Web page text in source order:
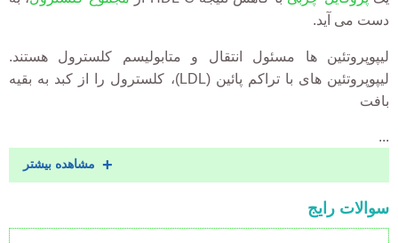
دست می آید.
لیپوپروتئین ها مسئول انتقال و متابولیسم کلسترول هستند.
لیپوپروتئین های با تراکم پائین (LDL)، کلسترول را از کبد به بقیه
بافت
...
مشاهده بیشتر
Accordion
Title
سوالات رایج